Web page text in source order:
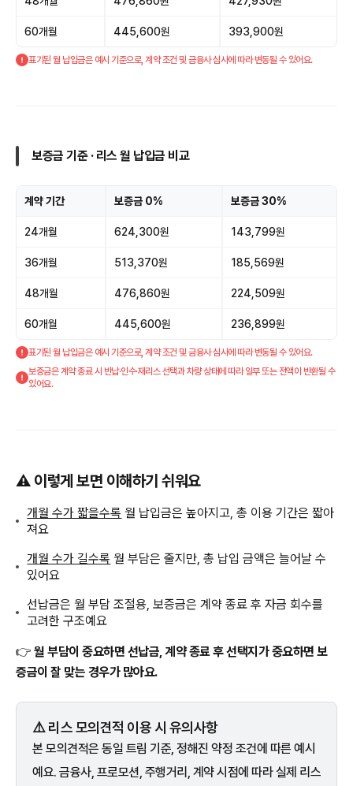
60개월 445,600원 393,900원
표기된 월 납입금은 예시 기준으로, 계약 조건 및 금융사 심사에 따라 변동될 수 있어요.
보증금 기준 · 리스 월 납입금 비교
계약 기간 보증금 0% 보증금 30%
24개월 624,300원 143,799원
36개월 513,370원 185,569원
48개월 476,860원 224,509원
60개월 445,600원 236,899원
표기된 월 납입금은 예시 기준으로, 계약 조건 및 금융사 심사에 따라 변동될 수 있어요.
보증금은 계약 종료 시 반납·인수·재리스 선택과 차량 상태에 따라 일부 또는 전액이 반환될 수
있어요.
⚠️ 이렇게 보면 이해하기 쉬워요
개월 수가 짧을수록 월 납입금은 높아지고, 총 이용 기간은 짧아
져요
개월 수가 길수록 월 부담은 줄지만, 총 납입 금액은 늘어날 수
있어요
선납금은 월 부담 조절용, 보증금은 계약 종료 후 자금 회수를
고려한 구조예요
👉 월 부담이 중요하면 선납금, 계약 종료 후 선택지가 중요하면 보
증금이 잘 맞는 경우가 많아요.
⚠️ 리스 모의견적 이용 시 유의사항
본 모의견적은 동일 트림 기준, 정해진 약정 조건에 따른 예시
예요. 금융사, 프로모션, 주행거리, 계약 시점에 따라 실제 리스